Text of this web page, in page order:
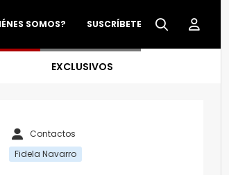
SUSCRÍBETE
SOMOS?
EXCLUSIVOS
Contactos
Fidela Navarro